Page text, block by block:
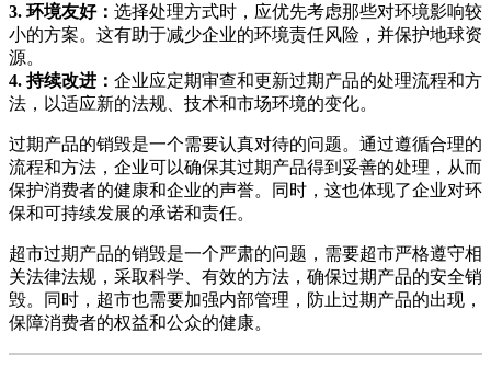
3. 环境友好： 选择处理方式时，应优先考虑那些对环境影响较
小的方案。这有助于减少企业的环境责任风险，并保护地球资
源。
4. 持续改进： 企业应定期审查和更新过期产品的处理流程和方
法，以适应新的法规、技术和市场环境的变化。
过期产品的销毁是一个需要认真对待的问题。通过遵循合理的
流程和方法，企业可以确保其过期产品得到妥善的处理，从而
保护消费者的健康和企业的声誉。同时，这也体现了企业对环
保和可持续发展的承诺和责任。
超市过期产品的销毁是一个严肃的问题，需要超市严格遵守相
关法律法规，采取科学、有效的方法，确保过期产品的安全销
毁。同时，超市也需要加强内部管理，防止过期产品的出现，
保障消费者的权益和公众的健康。